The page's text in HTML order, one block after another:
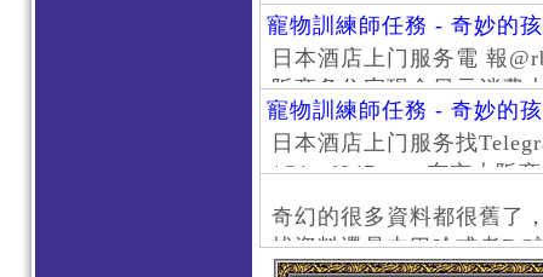
寵物訓練師任務 - 奇妙的
日本酒店上门服务電 報
阪商务住宅现金日元消费
京风俗 #大阪风俗 #东京
上门服务新宿风俗 #梅田
#日本萝莉 #大阪萝莉 #日
寵物訓練師任務 - 奇妙的
日本酒店上门服务找
/@jptd847utpp 东京大阪
京旅游 #大阪旅游 #东京
东京上门服务 #大阪上门
心斋桥风俗 #日本女孩 #
奇幻的很多資料都很舊了
找資料還是去巴哈或者